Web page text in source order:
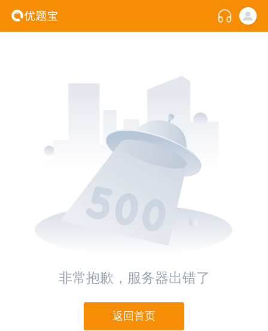
非常抱歉，服务器出错了
返回首页